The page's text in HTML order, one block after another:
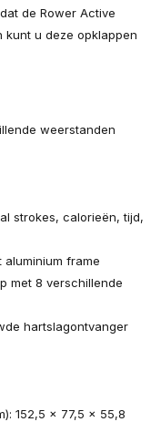
de Rower Active
kunt u deze opklappen
weerstanden
strokes, calorieën, tijd,
frame
met 8 verschillende
hartslagontvanger
152,5 x 77,5 x 55,8